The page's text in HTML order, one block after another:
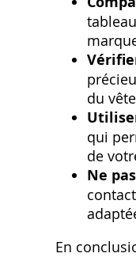
du
qui
de
Ne
En